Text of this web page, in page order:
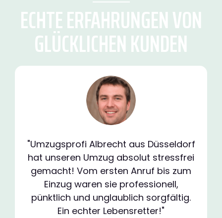
ECHTE ERFAHRUNGEN VON
GLÜCKLICHEN KUNDEN
"Umzugsprofi Albrecht aus Düsseldorf
hat unseren Umzug absolut stressfrei
gemacht! Vom ersten Anruf bis zum
Einzug waren sie professionell,
pünktlich und unglaublich sorgfältig.
Ein echter Lebensretter!"